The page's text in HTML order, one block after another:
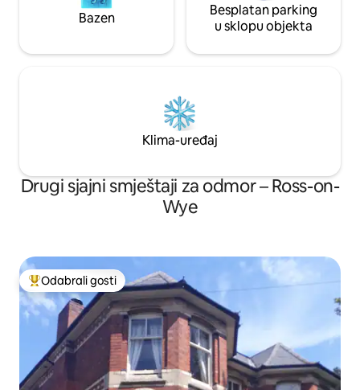
Bazen
Besplatan parking
u sklopu objekta
Klima-uređaj
Drugi sjajni smještaji za odmor – Ross-on-
Wye
Među najviše rangiranima s oznakom „Odabrali gosti”
Odabrali gosti